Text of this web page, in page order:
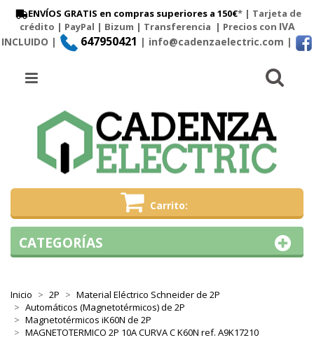
ENVÍOS GRATIS en compras superiores a 150€* | Tarjeta de
crédito | PayPal | Bizum | Transferencia | Precios con IVA
INCLUIDO |
647950421 | info@cadenzaelectric.com |
Carrito
Menú
Inicio 2P
Material Eléctrico Schneider de 2P
Automáticos (Magnetotérmicos) de 2P
Magnetotérmicos iK60N de 2P
MAGNETOTERMICO 2P 10A CURVA C K60N ref. A9K17210
CATEGORÍAS